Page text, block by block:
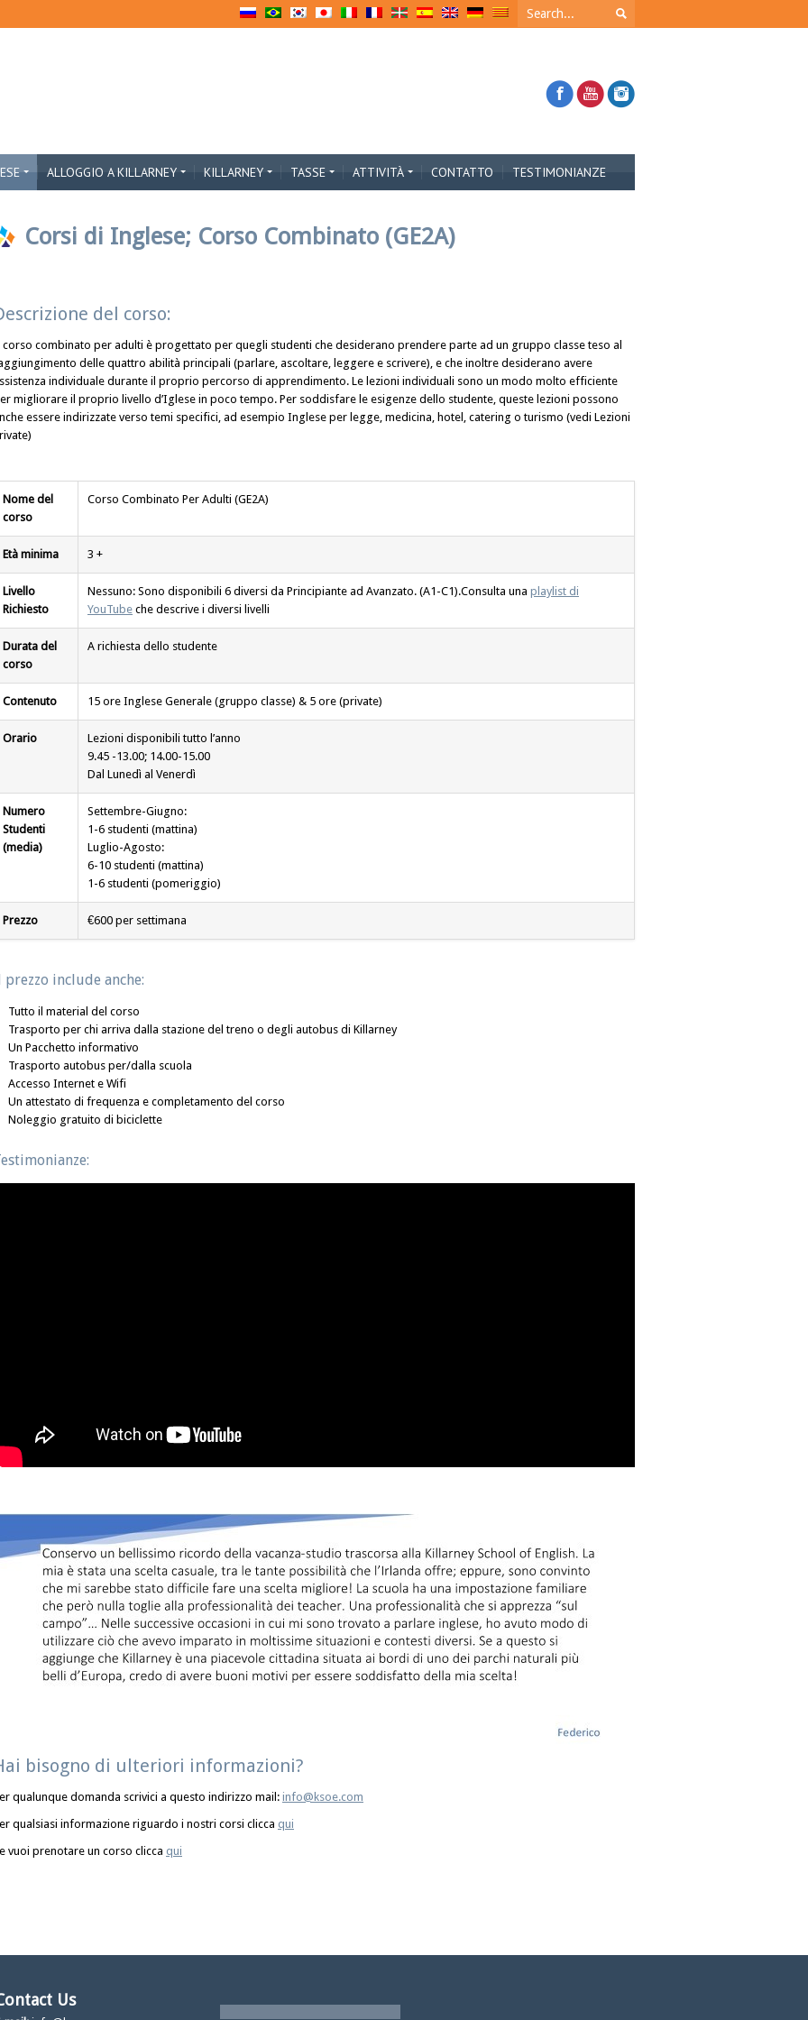
ALLOGGIO A KILLARNEY KILLARNEY TASSE ATTIVITÀ CONTATTO TESTIMONIANZE
Corsi di Inglese; Corso Combinato (GE2A)
del corso:
combinato per adulti è progettato per quegli studenti che desiderano prendere parte ad un gruppo classe teso al
delle quattro abilità principali (parlare, ascoltare, leggere e scrivere), e che inoltre desiderano avere
individuale durante il proprio percorso di apprendimento. Le lezioni individuali sono un modo molto efficiente
migliorare il proprio livello d’Iglese in poco tempo. Per soddisfare le esigenze dello studente, queste lezioni possono
essere indirizzate verso temi specifici, ad esempio Inglese per legge, medicina, hotel, catering o turismo (vedi Lezioni
Nome del
corso
Corso Combinato Per Adulti (GE2A)
Età minima 3 +
Livello
Richiesto
Nessuno: Sono disponibili 6 diversi da Principiante ad Avanzato. (A1-C1).Consulta una playlist di
YouTube che descrive i diversi livelli
Durata del
corso
A richiesta dello studente
Contenuto 15 ore Inglese Generale (gruppo classe) & 5 ore (private)
Orario
Lezioni disponibili tutto l’anno
9.45 -13.00; 14.00-15.00
Dal Lunedì al Venerdì
Numero
Studenti
(media)
Settembre-Giugno:
1-6 studenti (mattina)
Luglio-Agosto:
6-10 studenti (mattina)
1-6 studenti (pomeriggio)
Prezzo €600 per settimana
prezzo include anche:
Tutto il material del corso
Trasporto per chi arriva dalla stazione del treno o degli autobus di Killarney
Un Pacchetto informativo
Trasporto autobus per/dalla scuola
Accesso Internet e Wifi
Un attestato di frequenza e completamento del corso
Noleggio gratuito di biciclette
bisogno di ulteriori informazioni?
qualunque domanda scrivici a questo indirizzo mail: info@ksoe.com
qualsiasi informazione riguardo i nostri corsi clicca qui
vuoi prenotare un corso clicca qui
Us